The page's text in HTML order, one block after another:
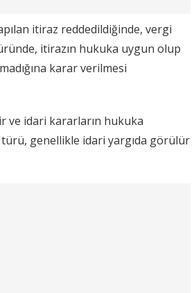
itiraz reddedildiğinde, vergi
itirazın hukuka uygun olup
karar verilmesi
ve idari kararların hukuka
türü, genellikle idari yargıda görülür